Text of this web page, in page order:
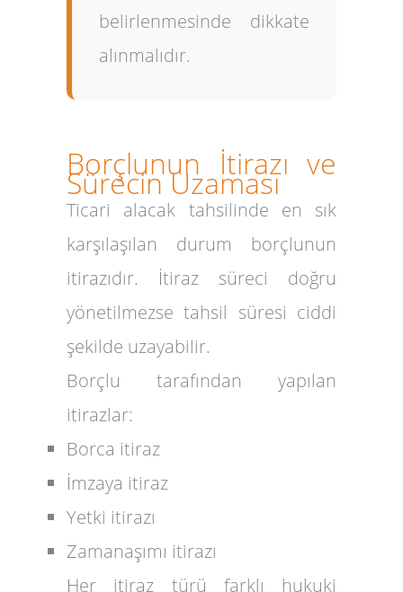
belirlenmesinde dikkate
alınmalıdır.
Borçlunun İtirazı ve
Sürecin Uzaması
Ticari alacak tahsilinde en sık
karşılaşılan durum borçlunun
itirazıdır. İtiraz süreci doğru
yönetilmezse tahsil süresi ciddi
şekilde uzayabilir.
Borçlu tarafından yapılan
itirazlar:
Borca itiraz
İmzaya itiraz
Yetki itirazı
Zamanaşımı itirazı
Her itiraz türü farklı hukuki